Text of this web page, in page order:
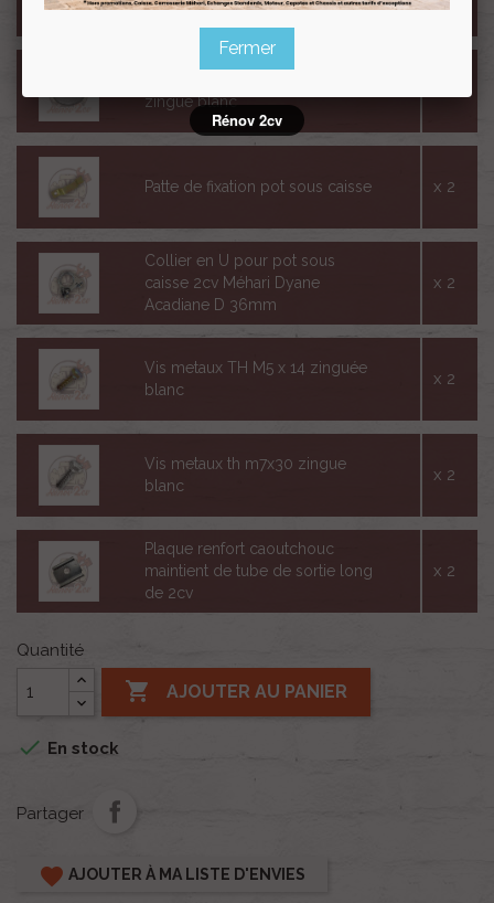
zingue blanc
Patte de fixation pot sous caisse x 2
Collier en U pour pot sous
caisse 2cv Méhari Dyane
Acadiane D 36mm
x 2
Vis metaux TH M5 x 14 zinguée
blanc
x 2
Vis metaux th m7x30 zingue
blanc
x 2
Plaque renfort caoutchouc
maintient de tube de sortie long
de 2cv
x 2
Quantité
 AJOUTER AU PANIER
 En stock
Partager
favorite AJOUTER À MA LISTE D'ENVIES
Fermer
Rénov 2cv